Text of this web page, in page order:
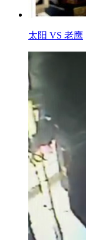
太阳 VS 老鹰